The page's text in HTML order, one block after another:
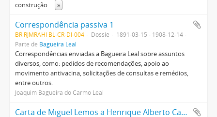
construção ... »
Correspondência passiva 1
BR RJMRAHI BL-CR-DI-004 Dossiê
1891-03-15 - 1908-12-14
Parte de Bagueira Leal
Correspondências enviadas a Bagueira Leal sobre assuntos
diversos, como: pedidos de recomendações, apoio ao
movimento antivacina, solicitações de consultas e remédios,
entre outros.
Joaquim Bagueira do Carmo Leal
Carta de Miguel Lemos a Henrique Alberto Carlos sobre a Revolução Federalista